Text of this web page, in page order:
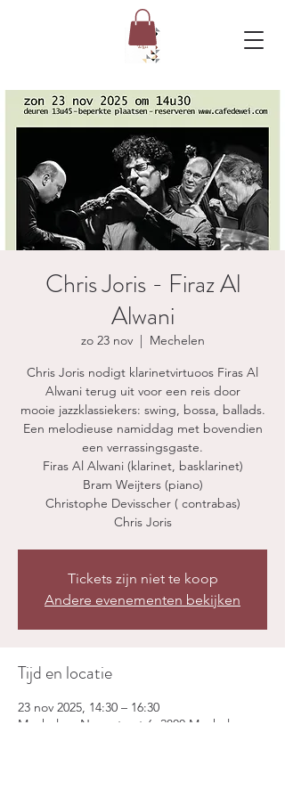
Chris Joris - Firaz Al
Alwani
zo 23 nov
  |
Mechelen
Chris Joris nodigt klarinetvirtuoos Firas Al
Alwani terug uit voor een reis door
mooie jazzklassiekers: swing, bossa, ballads.
Een melodieuse namiddag met bovendien
een verrassingsgaste.
Firas Al Alwani (klarinet, basklarinet)
Bram Weijters (piano)
Christophe Devisscher ( contrabas)
Chris Joris
Tickets zijn niet te koop
Andere evenementen bekijken
Tijd en locatie
23 nov 2025, 14:30 – 16:30
Mechelen, Nauwstraat 6, 2800 Mechelen,